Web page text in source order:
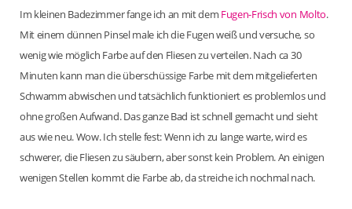
Im kleinen Badezimmer fange ich an mit dem Fugen-Frisch von Molto.
Mit einem dünnen Pinsel male ich die Fugen weiß und versuche, so
wenig wie möglich Farbe auf den Fliesen zu verteilen. Nach ca 30
Minuten kann man die überschüssige Farbe mit dem mitgelieferten
Schwamm abwischen und tatsächlich funktioniert es problemlos und
ohne großen Aufwand. Das ganze Bad ist schnell gemacht und sieht
aus wie neu. Wow. Ich stelle fest: Wenn ich zu lange warte, wird es
schwerer, die Fliesen zu säubern, aber sonst kein Problem. An einigen
wenigen Stellen kommt die Farbe ab, da streiche ich nochmal nach.